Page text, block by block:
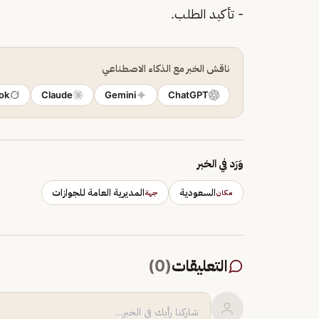
- تأكيد الطلب.
ناقش الخبر مع الذكاء الاصطناعي
ChatGPT
Gemini
Claude
وَرَد في الخبر
مكانالسعودية جهةالمديرية العامة للجوازات
التعليقات(
0
)